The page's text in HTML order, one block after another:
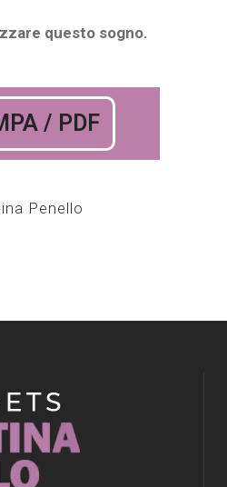
questo sogno.
/ PDF
Penello